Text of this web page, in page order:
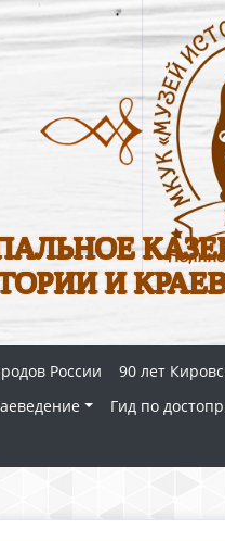
И
России 90 лет
Гид по